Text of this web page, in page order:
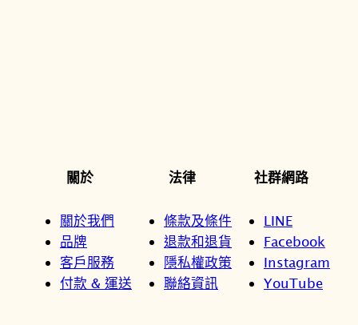
關於
關於我們
品牌
客戶服務
付款 & 運送
法律
條款及條件
退款和退貨
隱私權政策
聯絡資訊
社群網路
LINE
Facebook
Instagram
YouTube